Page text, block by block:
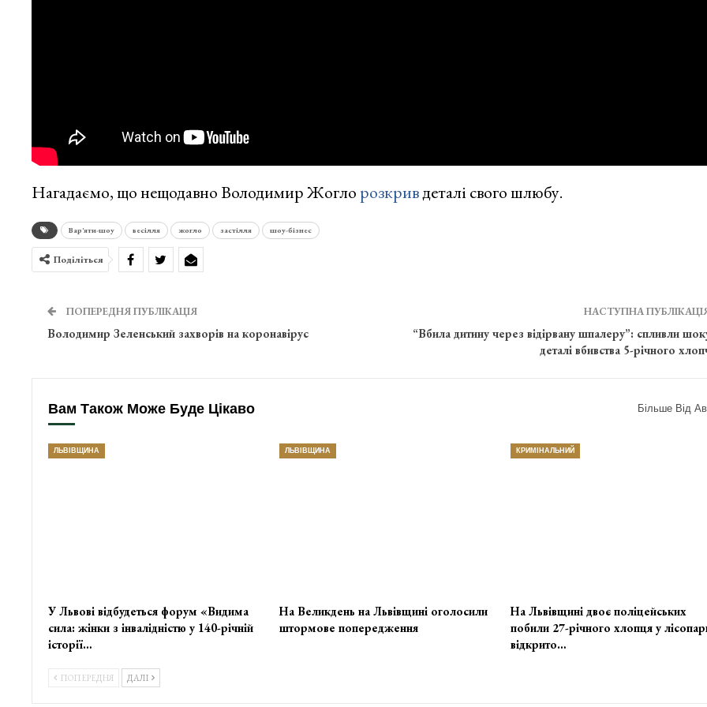
Нагадаємо, що нещодавно Володимир Жогло розкривдеталі свого шлюбу.
Вар'яти-шоу весілля жогло застілля шоу-бізнес
Поділіться
ПОПЕРЕДНЯ ПУБЛІКАЦІЯ
Володимир Зеленський захворів на коронавірус
НАСТУПНА
“Вбила дитину через відірвану шпалеру”: спливли
деталі вбивства 5-річного
Вам Також Може Буде Цікаво Більше Від
ЛЬВІВЩИНА
У Львові відбудеться форум «Видима
сила: жінки з інвалідністю у 140-річній
історії…
ЛЬВІВЩИНА
На Великдень на Львівщині оголосили
штормове попередження
КРИМІНАЛЬНИЙ
На Львівщині двоє поліцейських
побили 27-річного хлопця у
відкрито…
ПОПЕРЕДНЯ ДАЛІ